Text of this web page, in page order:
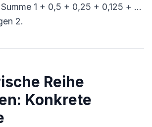
1 + 0,5 + 0,25 + 0,125 + ...
2.
Reihe
Konkrete